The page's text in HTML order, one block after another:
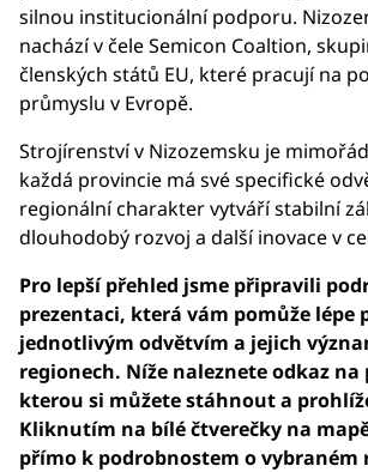
silnou institucionální podporu.
nachází v čele Semicon Coaltion,
členských států EU, které pracují na
průmyslu v Evropě.
Strojírenství v Nizozemsku je
každá provincie má své specifické
regionální charakter vytváří stabilní
dlouhodobý rozvoj a další inovace v
Pro lepší přehled jsme připravili
prezentaci, která vám pomůže lépe
jednotlivým odvětvím a jejich
regionech. Níže naleznete odkaz na
kterou si můžete stáhnout a
Kliknutím na bílé čtverečky na
přímo k podrobnostem o vybraném